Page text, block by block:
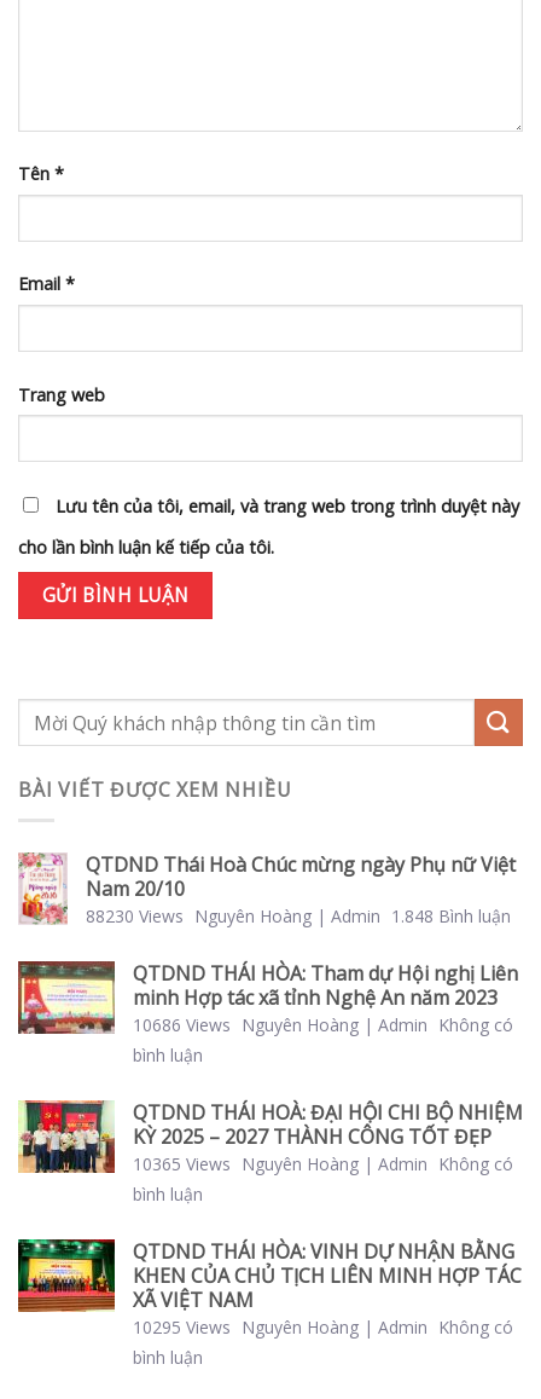
Tên *
Email *
Trang web
Lưu tên của tôi, email, và trang web trong trình duyệt này
cho lần bình luận kế tiếp của tôi.
BÀI VIẾT ĐƯỢC XEM NHIỀU
QTDND Thái Hoà Chúc mừng ngày Phụ nữ Việt
Nam 20/10
88230 Views Nguyên Hoàng | Admin 1.848 Bình luận
QTDND THÁI HÒA: Tham dự Hội nghị Liên
minh Hợp tác xã tỉnh Nghệ An năm 2023
10686 Views Nguyên Hoàng | Admin
Không có
bình luận
QTDND THÁI HOÀ: ĐẠI HỘI CHI BỘ NHIỆM
KỲ 2025 – 2027 THÀNH CÔNG TỐT ĐẸP
10365 Views Nguyên Hoàng | Admin
Không có
bình luận
QTDND THÁI HÒA: VINH DỰ NHẬN BẰNG
KHEN CỦA CHỦ TỊCH LIÊN MINH HỢP TÁC
XÃ VIỆT NAM
10295 Views Nguyên Hoàng | Admin
Không có
bình luận